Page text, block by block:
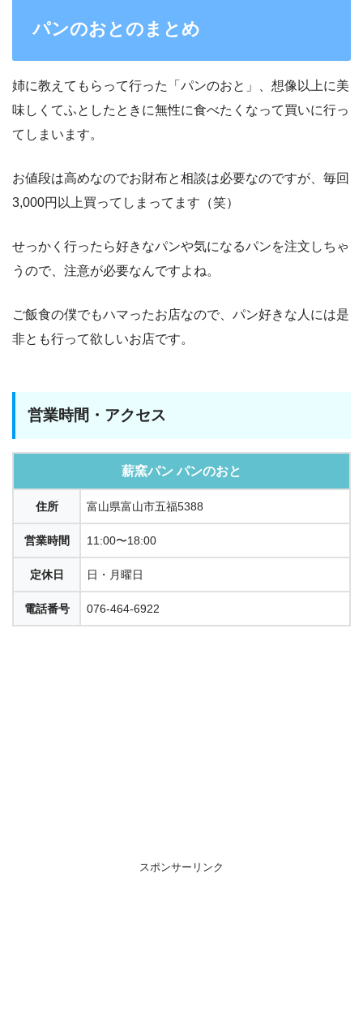
パンのおとのまとめ
姉に教えてもらって行った「パンのおと」、想像以上に美
味しくてふとしたときに無性に食べたくなって買いに行っ
てしまいます。
お値段は高めなのでお財布と相談は必要なのですが、毎回
3,000円以上買ってしまってます（笑）
せっかく行ったら好きなパンや気になるパンを注文しちゃ
うので、注意が必要なんですよね。
ご飯食の僕でもハマったお店なので、パン好きな人には是
非とも行って欲しいお店です。
営業時間・アクセス
薪窯パン パンのおと
住所 富山県富山市五福5388
営業時間 11:00〜18:00
定休日 日・月曜日
電話番号 076-464-6922
スポンサーリンク